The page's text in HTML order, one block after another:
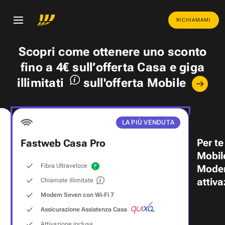
RICHIAMAMI
Scopri come ottenere uno sconto
fino a 4€ sull’offerta Casa egiga
illimitati
sull'offerta Mobile
LA PIÙ VENDUTA
Fastweb Casa Pro
Fibra Ultraveloce
Chiamate illimitate
Modem Seven con Wi‑Fi 7
Assicurazione Assistenza Casa
Per